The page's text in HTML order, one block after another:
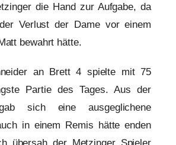
die Hand zur Aufgabe, da
Verlust der Dame vor einem
bewahrt hätte.
an Brett 4 spielte mit 75
Partie des Tages. Aus der
sich eine ausgeglichene
in einem Remis hätte enden